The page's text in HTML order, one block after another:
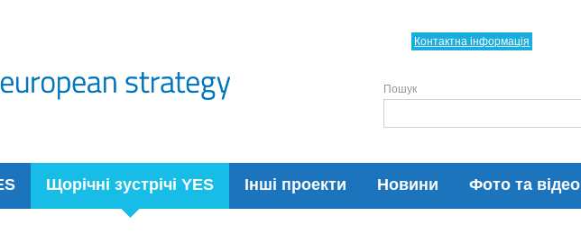
Щорічні зустрічі YES Інші проекти Новини Фото та відео
Контактна інформація
Пошук